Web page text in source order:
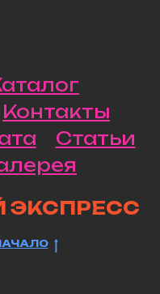
Контакты
Статьи
ЭКСПРЕСС